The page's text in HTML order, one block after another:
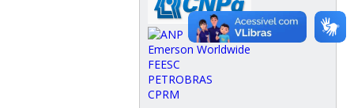
Emerson Worldwide
FEESC
PETROBRAS
CPRM